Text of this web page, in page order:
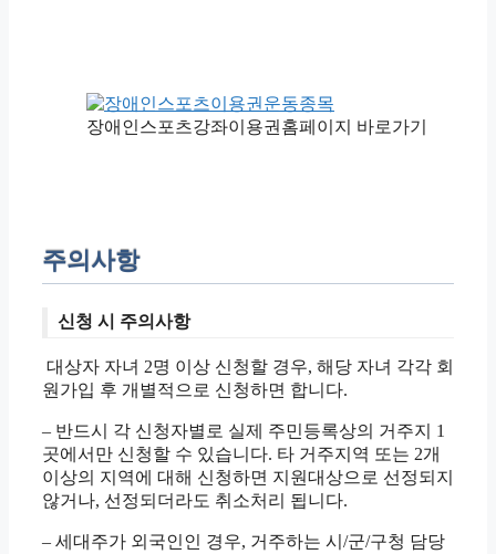
장애인스포츠강좌이용권홈페이지 바로가기
주의사항
신청 시 주의사항
대상자 자녀 2명 이상 신청할 경우, 해당 자녀 각각 회
원가입 후 개별적으로 신청하면 합니다.
– 반드시 각 신청자별로 실제 주민등록상의 거주지 1
곳에서만 신청할 수 있습니다. 타 거주지역 또는 2개
이상의 지역에 대해 신청하면 지원대상으로 선정되지
않거나, 선정되더라도 취소처리 됩니다.
– 세대주가 외국인인 경우, 거주하는 시/군/구청 담당